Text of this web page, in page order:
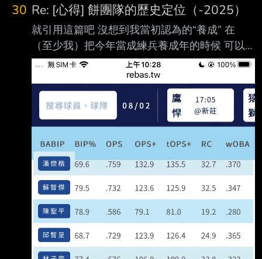
30 Re: [心得] 餅團隊的歷史定位（-2025）
就引用這篇吧 沒想到我當初認為的“養成” 在
（至少我）把今年當成練兵養成年的時候 可以
再打了我一次臉 不是因為戰績一飛衝天，讓我
發現原來餅瓜不只會養成 而是發現原來所謂的
養成很強， 如同以前中職所謂的守備組： 因為
打擊爛掉，但該球員莫名的還能存在職棒，就把
他當成守備組 今年戰績鳥掉，我覺得預料之內
餅瓜從當年二軍總教練時期，其實就有很多調度
問題 （謝謝板友更正，大餅只擔任過二軍教
練，同時期是高千秋當總教練） 只是從撈到一
冠，突然贏球治百病 不過今年的戰況到現在 越
來越困惑的點是： 如果真的是“非常會養成”